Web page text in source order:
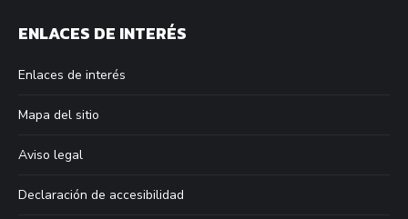
opens
new
window
opens
new
window
opens
new
window
opens
new
ENLACES DE INTERÉS
Enlaces de interés
Mapa del sitio
Aviso legal
Declaración de accesibilidad